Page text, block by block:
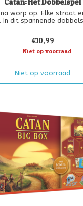
worp op. Elke straat
dit spannende
€10,99
Niet op voorraad
Niet op voorraad